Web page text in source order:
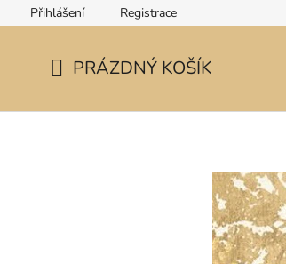
Přihlášení Registrace
PRÁZDNÝ KOŠÍK